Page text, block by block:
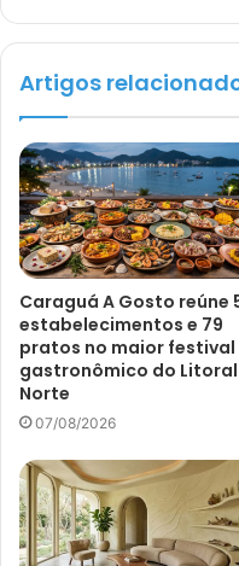
Artigos
Caraguá A Gosto reúne
estabelecimentos e 79
pratos no maior festival
gastronômico do Litoral
Norte
07/08/2026